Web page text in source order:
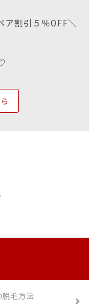
ア割引５％OFF＼
脱毛方法